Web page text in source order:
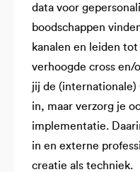
data voor
boodschappen
kanalen en leiden
verhoogde cross en/
jij de (internationale)
in, maar verzorg je
implementatie.
in en externe
creatie als techniek.